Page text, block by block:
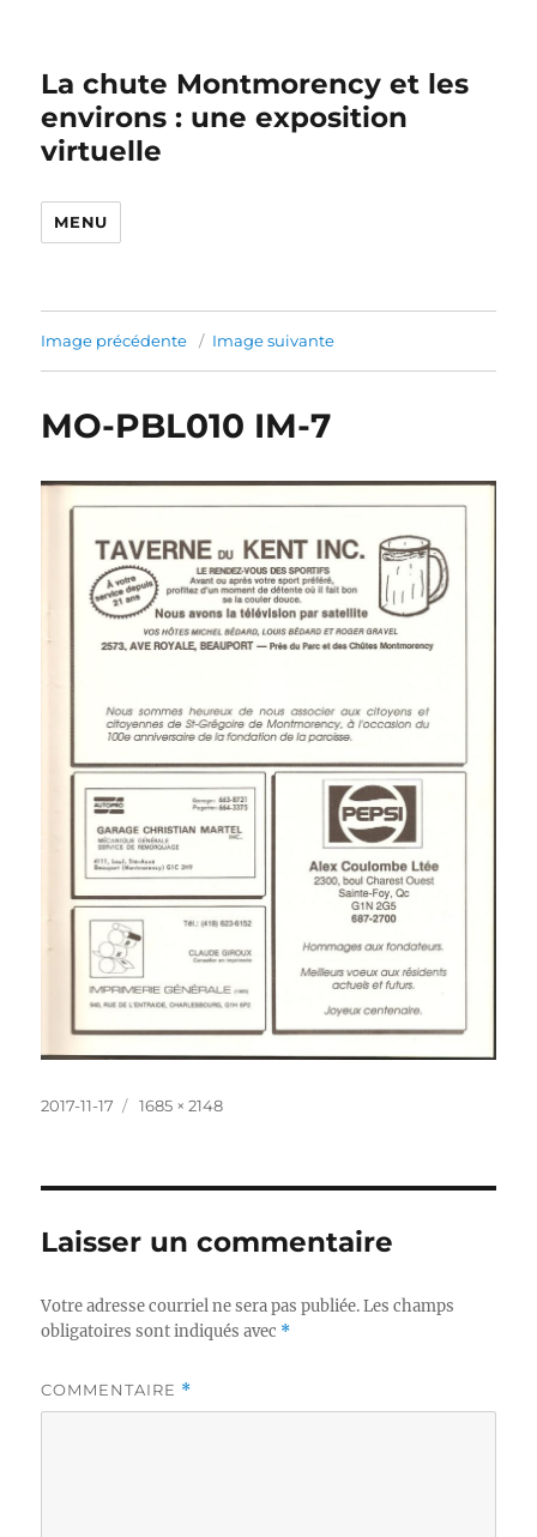
La chute Montmorency et les
environs : une exposition
virtuelle
MENU
Image précédente Image suivante
MO-PBL010 IM-7
Publié
2017-11-17
Taille
1685 × 2148
Laisser un commentaire
Votre adresse courriel ne sera pas publiée. Les champs
obligatoires sont indiqués avec *
COMMENTAIRE *